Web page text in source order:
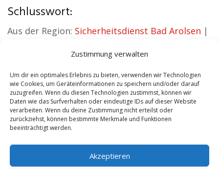
Zustimmung verwalten
Um dir ein optimales Erlebnis zu bieten, verwenden wir Technologien
wie Cookies, um Geräteinformationen zu speichern und/oder darauf
zuzugreifen. Wenn du diesen Technologien zustimmst, können wir
Daten wie das Surfverhalten oder eindeutige IDs auf dieser Website
verarbeiten. Wenn du deine Zustimmung nicht erteilst oder
zurückziehst, können bestimmte Merkmale und Funktionen
beeinträchtigt werden.
Akzeptieren
Schlusswort:
Aus der Region: Sicherheitsdienst Bad Arolsen |
Schamane Bad Arolsen
Reisebüro Bad Arolsen|Versicherung Bad
Arolsen
Contents [show]
No tags for this post.